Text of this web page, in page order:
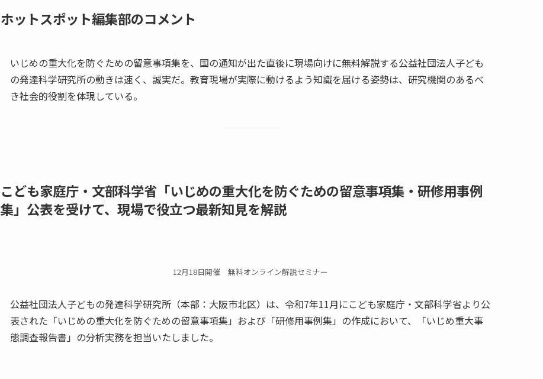
ホットスポット編集部のコメント
いじめの重大化を防ぐための留意事項集を、国の通知が出た直後に現場向けに無料解説する公益社団法人子ども
の発達科学研究所の動きは速く、誠実だ。教育現場が実際に動けるよう知識を届ける姿勢は、研究機関のあるべ
き社会的役割を体現している。
こども家庭庁・文部科学省「いじめの重大化を防ぐための留意事項集・研修用事例
集」公表を受けて、現場で役立つ最新知見を解説
12月18日開催 無料オンライン解説セミナー
公益社団法人子どもの発達科学研究所（本部：大阪市北区）は、令和7年11月にこども家庭庁・文部科学省より公
表された「いじめの重大化を防ぐための留意事項集」および「研修用事例集」の作成において、「いじめ重大事
態調査報告書」の分析実務を担当いたしました。